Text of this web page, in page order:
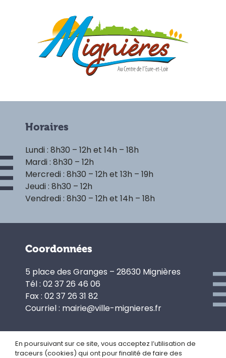
Horaires
Lundi : 8h30 – 12h et 14h – 18h
Mardi : 8h30 – 12h
Mercredi : 8h30 – 12h et 13h – 19h
Jeudi : 8h30 – 12h
Vendredi : 8h30 – 12h et 14h – 18h
Coordonnées
5 place des Granges – 28630 Mignières
Tél : 02 37 26 46 06
Fax : 02 37 26 31 82
Courriel : mairie@ville-mignieres.fr
Politique de confidentialité
En poursuivant sur ce site, vous acceptez l’utilisation de
traceurs (cookies) qui ont pour finalité de faire des